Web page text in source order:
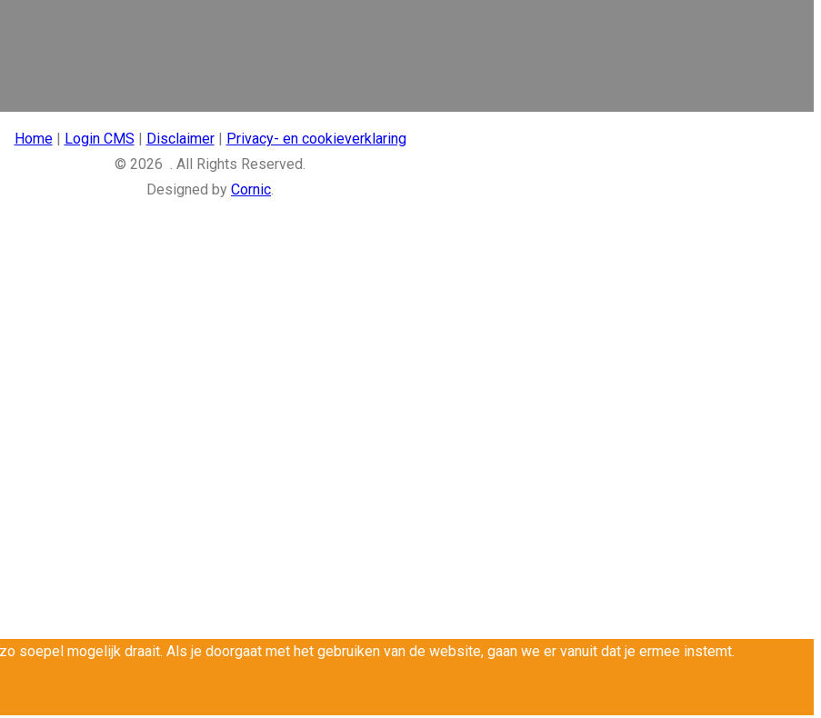
Home| Login CMS | Disclaimer| Privacy- en cookieverklaring
© 2026 . All Rights Reserved.
Designed by Cornic
soepel mogelijk draait. Als je doorgaat met het gebruiken van de website, gaan we er vanuit dat je ermee instemt.